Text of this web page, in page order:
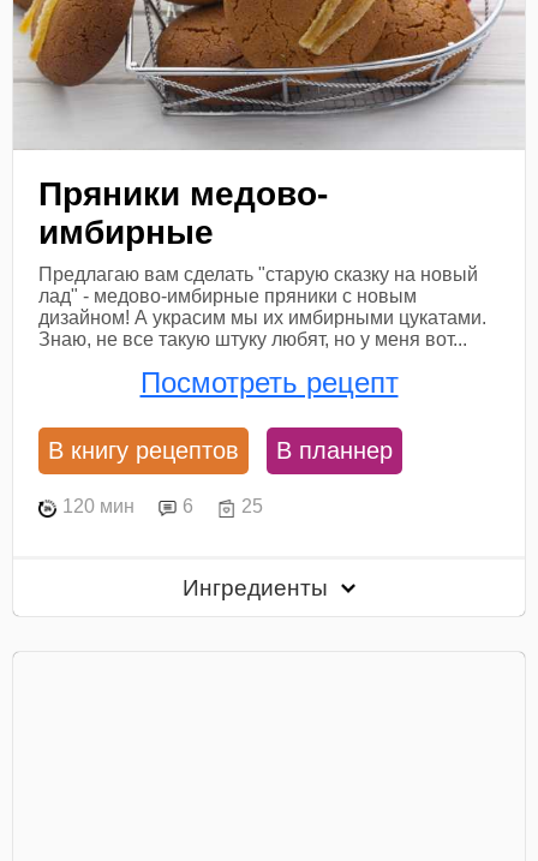
Пряники медово-
имбирные
Предлагаю вам сделать "старую сказку на новый
лад" - медово-имбирные пряники с новым
дизайном! А украсим мы их имбирными цукатами.
Знаю, не все такую штуку любят, но у меня вот...
Посмотреть рецепт
В книгу рецептов В планнер
120 мин 6 25
Ингредиенты